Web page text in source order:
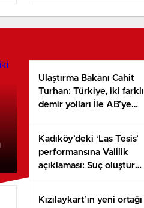
Ulaştırma Bakanı Cahit
Turhan: Türkiye, iki farklı
demir yolları İle AB’ye
Kadıköy’deki ‘Las Tesis’
performansına Valilik
açıklaması: Suç oluşturan
Kızılaykart’ın yeni ortağı